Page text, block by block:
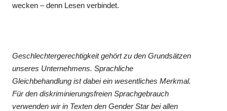
wecken – denn Lesen verbindet.
Geschlechtergerechtigkeit gehört zu den Grundsätzen
unseres Unternehmens. Sprachliche
Gleichbehandlung ist dabei ein wesentliches Merkmal.
Für den diskriminierungsfreien Sprachgebrauch
verwenden wir in Texten den Gender Star bei allen